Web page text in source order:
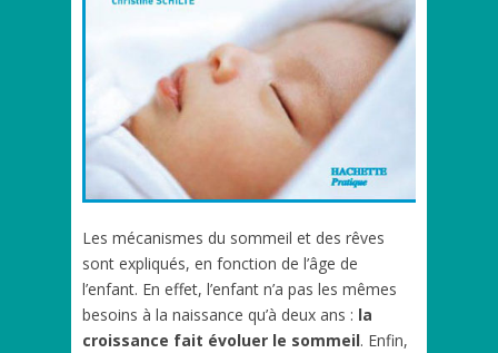
Les mécanismes du sommeil et des rêves
sont expliqués, en fonction de l’âge de
l’enfant. En effet, l’enfant n’a pas les mêmes
besoins à la naissance qu’à deux ans : la
croissance fait évoluer le sommeil. Enfin,